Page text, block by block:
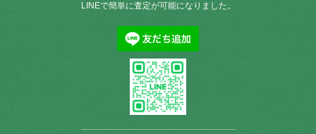
LINEで簡単に査定が可能になりました。